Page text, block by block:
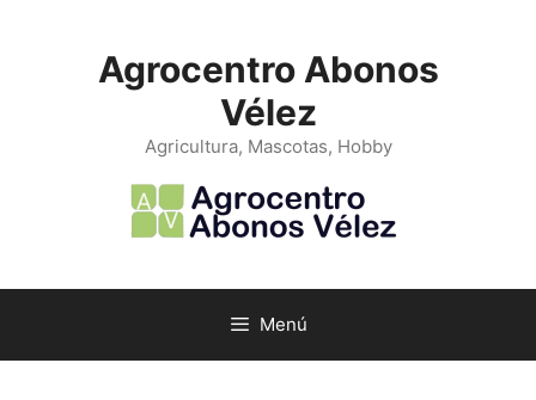
Agrocentro Abonos
Vélez
Agricultura, Mascotas, Hobby
Menú